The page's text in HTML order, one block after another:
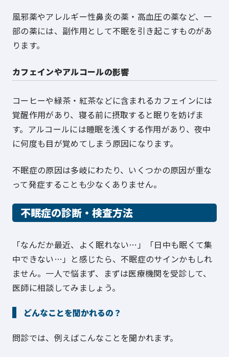
風邪薬やアレルギー性鼻炎の薬・高血圧の薬など、一
部の薬には、副作用として不眠を引き起こすものがあ
ります。
カフェインやアルコールの影響
コーヒーや緑茶・紅茶などに含まれるカフェインには
覚醒作用があり、寝る前に摂取すると眠りを妨げま
す。アルコールには睡眠を浅くする作用があり、夜中
に何度も目が覚めてしまう原因になります。
不眠症の原因は多岐にわたり、いくつかの原因が重な
って発症することも少なくありません。
不眠症の診断・検査方法
「なんだか最近、よく眠れない…」「日中も眠くて集
中できない…」と感じたら、不眠症のサインかもしれ
ません。一人で悩まず、まずは医療機関を受診して、
医師に相談してみましょう。
どんなことを聞かれるの？
問診では、例えばこんなことを聞かれます。